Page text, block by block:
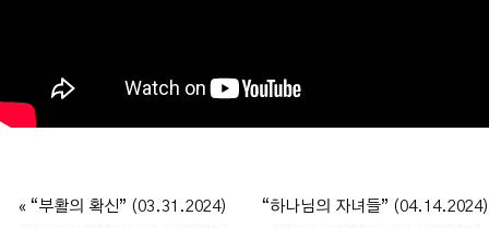
« “부활의 확신” (03.31.2024)
“하나님의 자녀들” (04.14.2024)